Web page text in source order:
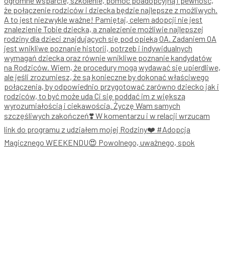
Magicznego WEEKENDU😍 Powolnego, uważnego, spok